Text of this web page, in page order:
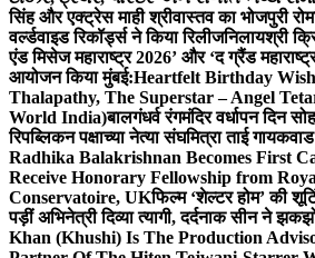
सिंह और एक्ट्रेस माही श्रीवास्तव का भोजपुरी
वर्ल्डवाइड रिकॉर्ड्स ने किया रिलीजनिलायश्री
एंड मिसेज महाराष्ट्र 2026’ और ‘द ग्रैंड
आयोजन किया मुंबई:Heartfelt Birthday
Thalapathy, The Superstar – Angel
World India)बालगंधर्व रंगमंदिर वर्धापन दिन
रिपब्लिकन पक्षाच्या नेत्या संघमित्रा ताई
Radhika Balakrishnan Becomes First
Receive Honorary Fellowship from
Conservatoire, UKफिल्म ‘शेल्टर होम’ की
पड़ीं अभिनेत्री दिव्या त्यागी, दर्दनाक सीन ने
Khan (Khushi) Is The Production